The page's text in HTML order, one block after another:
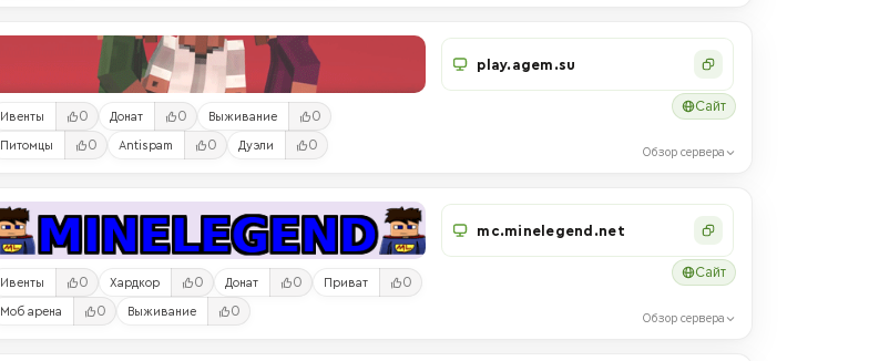
Ивенты 0 Донат 0 Выживание 0
Питомцы 0 Antispam 0 Дуэли 0
play.agem.su
Сайт
Обзор сервера
Ивенты 0 Хардкор 0 Донат 0 Приват 0
Моб арена 0 Выживание 0
mc.minelegend.net
Сайт
Обзор сервера